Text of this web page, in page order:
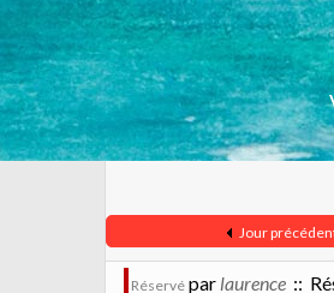
Jour
Réservé par laurence ::